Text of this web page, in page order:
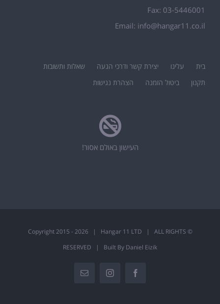
Fax: 03-5446001
Email: info@hangar11.co.il
בית עלינו יצירת קשר ודרכי הגעה
שאלות ותשובות
תקנון
ביטול הזמנה הצהרת נגישות
העישון באולם אסור!
© Copyright 2015 -
2026 | Hangar 11 LTD | ALL RIGHTS
RESERVED | Built By Daniel Eizik
Facebook
Instagram
Email